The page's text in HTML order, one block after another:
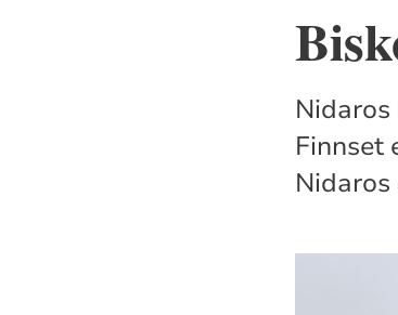
Finnset